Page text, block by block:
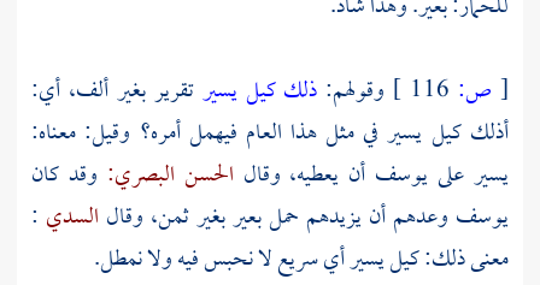
[ ص: وقولهم: ذلك كيل يسيرتقرير بغير ألف، أي:
أذلك كيل يسير في مثل هذا العام فيهمل أمره؟ وقيل: معناه:
يسير على يوسف أن يعطيه، وقال الحسن البصري: وقد كان
يوسف وعدهم أن يزيدهم حمل بعير بغير ثمن، وقال السدي :
معنى ذلك: كيل يسير أي سريع لا نحبس فيه ولا نمطل.